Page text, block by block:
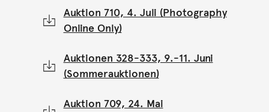
Auktion 710, 4. Juli (Photography
Online Only)
Auktionen 328-333, 9.-11. Juni
(Sommerauktionen)
Auktion 709, 24. Mai